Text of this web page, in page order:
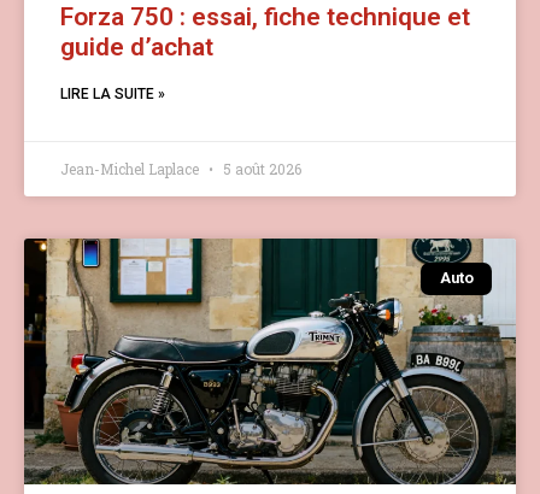
Forza 750 : essai, fiche technique et
guide d’achat
LIRE LA SUITE »
Jean-Michel Laplace 5 août 2026
Auto